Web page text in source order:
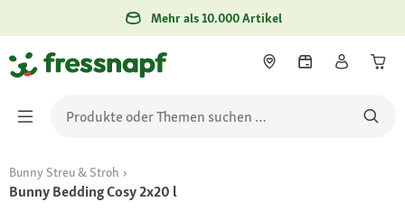
Mehr als 10.000 Artikel
Bunny Streu & Stroh
Bunny Bedding Cosy 2x20 l